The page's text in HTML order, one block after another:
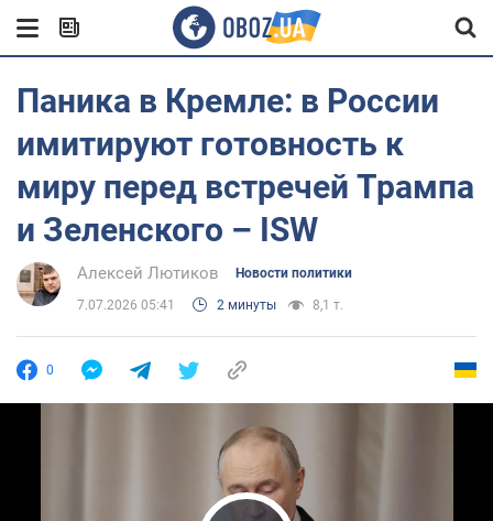
Паника в Кремле: в России
имитируют готовность к
миру перед встречей Трампа
и Зеленского – ISW
Алексей Лютиков Новости политики
7.07.2026 05:41 2 минуты 8,1 т.
0